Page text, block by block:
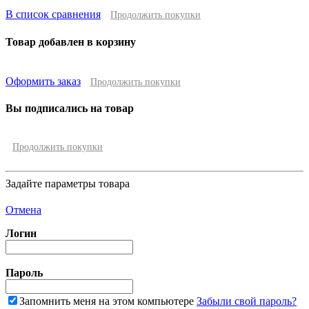
В список сравнения Продолжить покупки
Товар добавлен в корзину
Оформить заказ Продолжить покупки
Вы подписались на товар
Продолжить покупки
Задайте параметры товара
Отмена
Логин
Пароль
Запомнить меня на этом компьютере Забыли свой пароль?